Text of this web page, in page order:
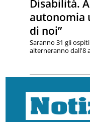
Disabilità.
autonomia
di noi”
Saranno 31 gli
alterneranno dall'8